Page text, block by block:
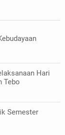
Hari
Tebo
Semester